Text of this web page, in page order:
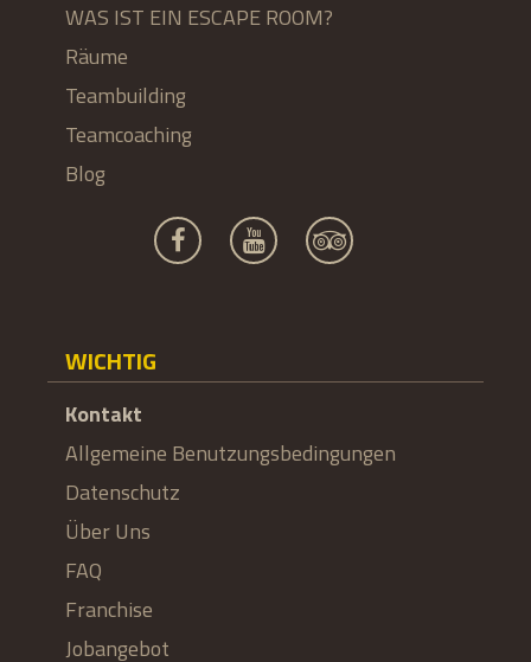
WAS IST EIN ESCAPE ROOM?
Räume
Teambuilding
Teamcoaching
Blog
WICHTIG
Kontakt
Allgemeine Benutzungsbedingungen
Datenschutz
Über Uns
FAQ
Franchise
Jobangebot